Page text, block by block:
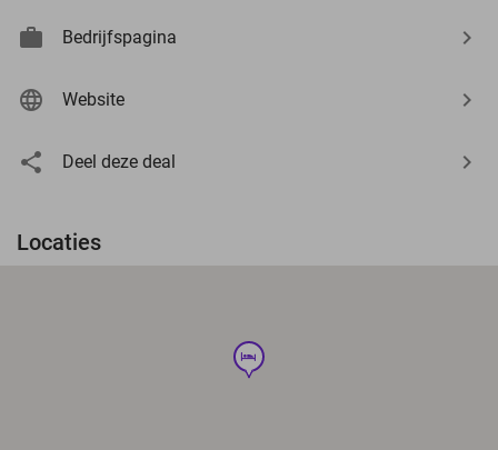
Bedrijfspagina
Website
Deel deze deal
Locaties
hotel